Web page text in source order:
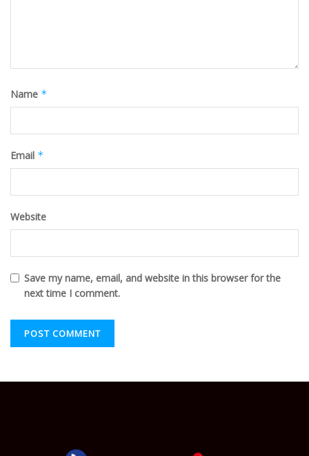
Name *
Email *
Website
Save my name, email, and website in this browser for the
next time I comment.